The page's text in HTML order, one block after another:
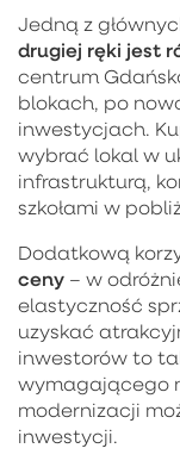
Jedną z
drugiej ręki jest
centrum
blokach, po
inwestycjach.
wybrać lokal w
infrastrukturą,
szkołami w
Dodatkową
ceny – w
elastyczność
uzyskać
inwestorów to
wymagającego
modernizacji
inwestycji.